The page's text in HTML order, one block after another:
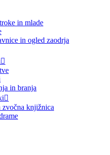
in mlade
in ogled zaodrja
in branja
zvočna knjižnica